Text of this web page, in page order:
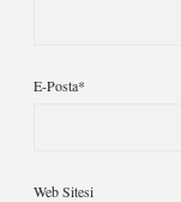
E-Posta*
Web Sitesi